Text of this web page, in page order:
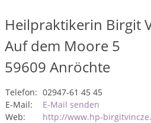
Heilpraktikerin Birgit
Auf dem Moore 5
59609 Anröchte
Telefon: 02947-61 45 45
E-Mail:
E-Mail senden
Web:
http://www.hp-